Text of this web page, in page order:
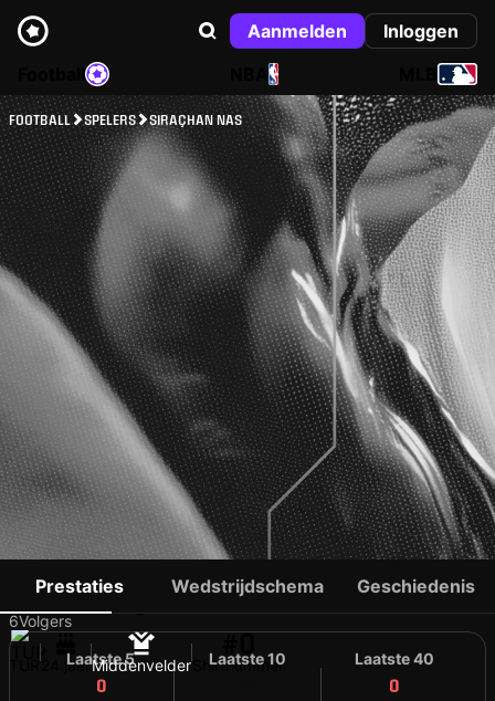
Aanmelden
Inloggen
NBA
FOOTBALL SPELERS SIRAÇHAN NAS
SIRAÇHAN NAS
6Volgers
24 jaarMiddenvelder Shirtnummer
Prestaties Wedstrijdschema Geschiedenis
Laatste 5
0
Laatste 10 Laatste 40
0